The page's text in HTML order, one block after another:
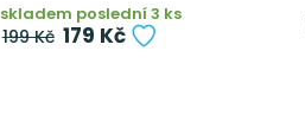
skladem poslední 3 ks
199 Kč 179 Kč